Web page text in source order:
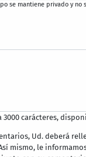
se mantiene privado y no
carácteres,
Ud. deberá
mismo, le